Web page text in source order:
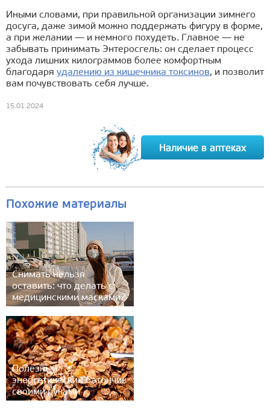
Иными словами, при правильной организации зимнего
досуга, даже зимой можно поддержать фигуру в форме,
а при желании — и немного похудеть. Главное — не
забывать принимать Энтеросгель: он сделает процесс
ухода лишних килограммов более комфортным
благодаря удалению из кишечника токсинов, и позволит
вам почувствовать себя лучше.
15.01.2024
Похожие материалы
Снимать нельзя
оставить: что делать с
медицинскими масками?
Полезный
энергетический батончик
своими руками